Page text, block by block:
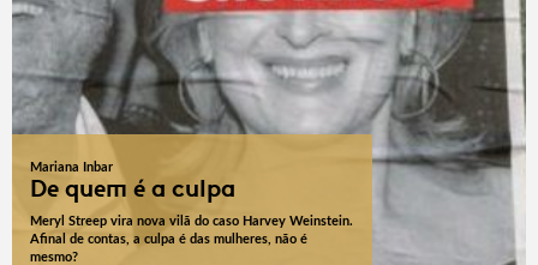
Mariana Inbar
De quem é a culpa
Meryl Streep vira nova vilã do caso Harvey Weinstein.
Afinal de contas, a culpa é das mulheres, não é
mesmo?